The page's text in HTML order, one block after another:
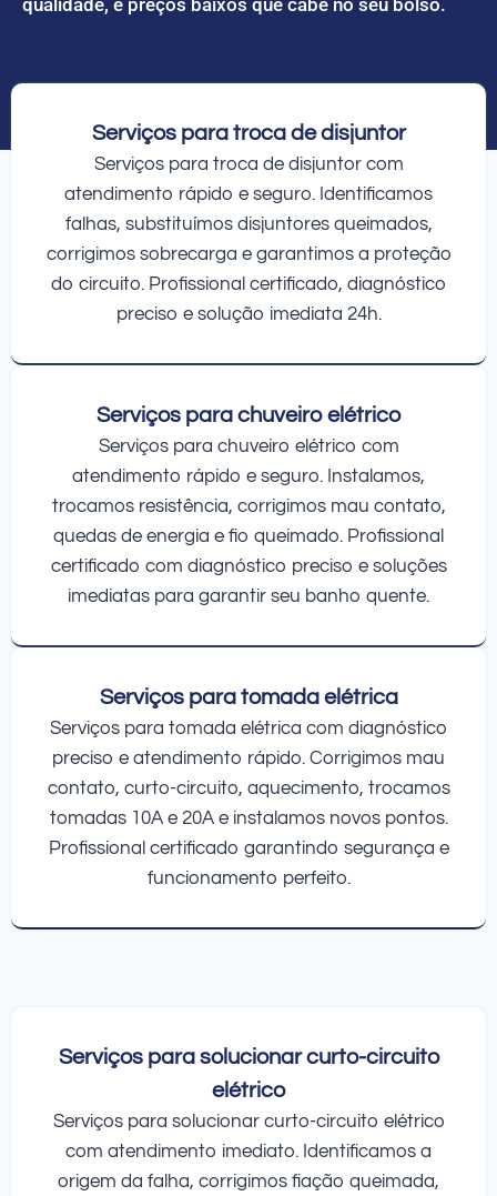
Serviços para troca de disjuntor
Serviços para troca de disjuntor com
atendimento rápido e seguro. Identificamos
falhas, substituímos disjuntores queimados,
corrigimos sobrecarga e garantimos a proteção
do circuito. Profissional certificado, diagnóstico
preciso e solução imediata 24h.
Serviços para chuveiro elétrico
Serviços para chuveiro elétrico com
atendimento rápido e seguro. Instalamos,
trocamos resistência, corrigimos mau contato,
quedas de energia e fio queimado. Profissional
certificado com diagnóstico preciso e soluções
imediatas para garantir seu banho quente.
Serviços para tomada elétrica
Serviços para tomada elétrica com diagnóstico
preciso e atendimento rápido. Corrigimos mau
contato, curto-circuito, aquecimento, trocamos
tomadas 10A e 20A e instalamos novos pontos.
Profissional certificado garantindo segurança e
funcionamento perfeito.
Serviços para solucionar curto-circuito
elétrico
Serviços para solucionar curto-circuito elétrico
com atendimento imediato. Identificamos a
origem da falha, corrigimos fiação queimada,